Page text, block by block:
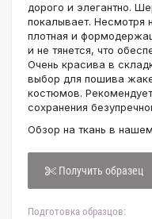
дорого и элегантно.
покалывает. Несмотря
плотная и
и не тянется, что
Очень красива в
выбор для пошива
костюмов.
сохранения
Обзор на ткань в нашем
Получить образец
Подготовка образцов: